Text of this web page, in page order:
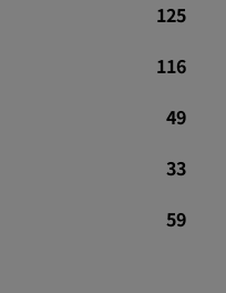
125
116
49
33
59